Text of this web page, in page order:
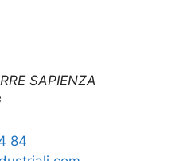
SAPIENZA
84